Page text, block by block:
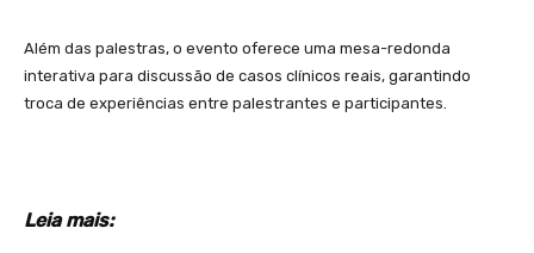
Além das palestras, o evento oferece uma mesa-redonda
interativa para discussão de casos clínicos reais, garantindo
troca de experiências entre palestrantes e participantes.
Leia mais: